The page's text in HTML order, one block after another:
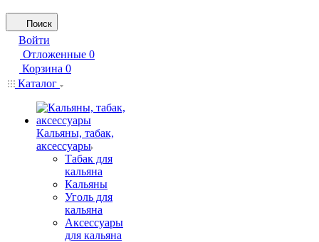
Поиск
Войти
Отложенные 0
Корзина 0
Каталог
Кальяны, табак,
аксессуары
Табак для
кальяна
Кальяны
Уголь для
кальяна
Аксессуары
для кальяна